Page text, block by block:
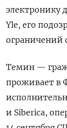
электронику
Yle, его
ограничений
Темин —
проживает в
и Siberica,